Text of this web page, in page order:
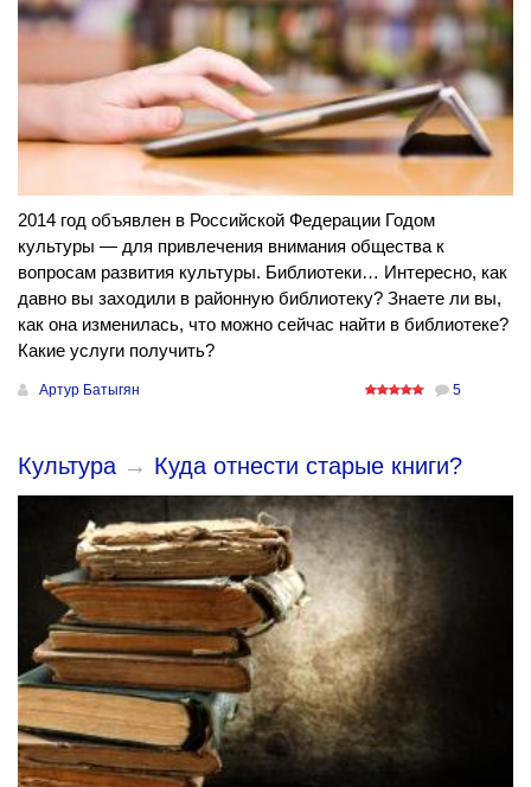
2014 год объявлен в Российской Федерации Годом
культуры — для привлечения внимания общества к
вопросам развития культуры. Библиотеки… Интересно, как
давно вы заходили в районную библиотеку? Знаете ли вы,
как она изменилась, что можно сейчас найти в библиотеке?
Какие услуги получить?
Артур Батыгян 5
Культура → Куда отнести старые книги?